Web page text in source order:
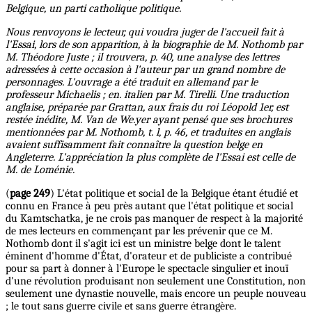
Belgique, un parti catholique politique.
Nous renvoyons le lecteur, qui voudra juger de l'accueil fait à
l'Essai, lors de son apparition, à la biographie de M. Nothomb par
M. Théodore Juste ; il trouvera, p. 40, une analyse des lettres
adressées à cette occasion à l'auteur par un grand nombre de
personnages. L'ouvrage a été traduit en allemand par le
professeur Michaelis ; en. italien par M. Tirelli. Une traduction
anglaise, préparée par Grattan, aux frais du roi Léopold 1er, est
restée inédite, M. Van de We.yer ayant pensé que ses brochures
mentionnées par M. Nothomb, t. l, p. 46, et traduites en anglais
avaient suffisamment fait connaître la question belge en
Angleterre. L'appréciation la plus complète de l'Essai est celle de
M. de Loménie.
(page 249) L'état politique et social de la Belgique étant étudié et
connu en France à peu près autant que l'état politique et social
du Kamtschatka, je ne crois pas manquer de respect à la majorité
de mes lecteurs en commençant par les prévenir que ce M.
Nothomb dont il s'agit ici est un ministre belge dont le talent
éminent d'homme d'État, d'orateur et de publiciste a contribué
pour sa part à donner à l'Europe le spectacle singulier et inouï
d'une révolution produisant non seulement une Constitution, non
seulement une dynastie nouvelle, mais encore un peuple nouveau
; le tout sans guerre civile et sans guerre étrangère.